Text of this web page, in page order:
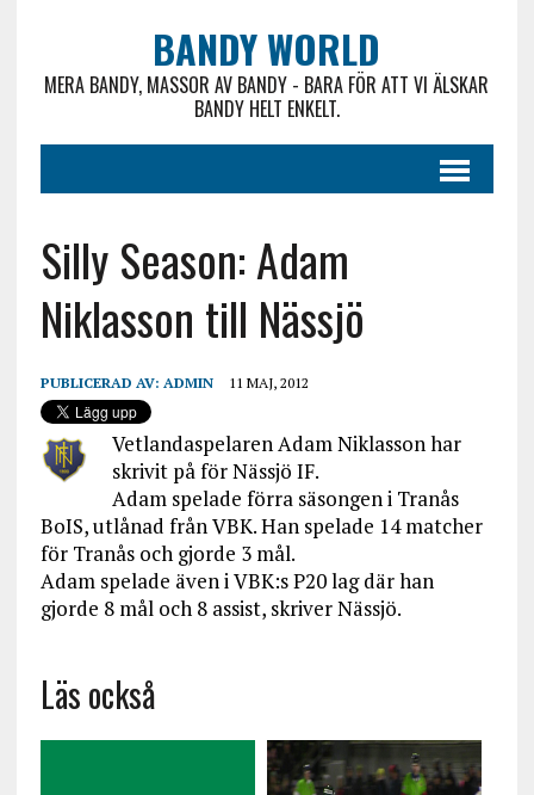
BANDY WORLD
MERA BANDY, MASSOR AV BANDY - BARA FÖR ATT VI ÄLSKAR
BANDY HELT ENKELT.
Silly Season: Adam
Niklasson till Nässjö
PUBLICERAD AV: ADMIN 11 MAJ, 2012
Vetlandaspelaren Adam Niklasson har
skrivit på för Nässjö IF.
Adam spelade förra säsongen i Tranås
BoIS, utlånad från VBK. Han spelade 14 matcher
för Tranås och gjorde 3 mål.
Adam spelade även i VBK:s P20 lag där han
gjorde 8 mål och 8 assist, skriver Nässjö.
Läs också